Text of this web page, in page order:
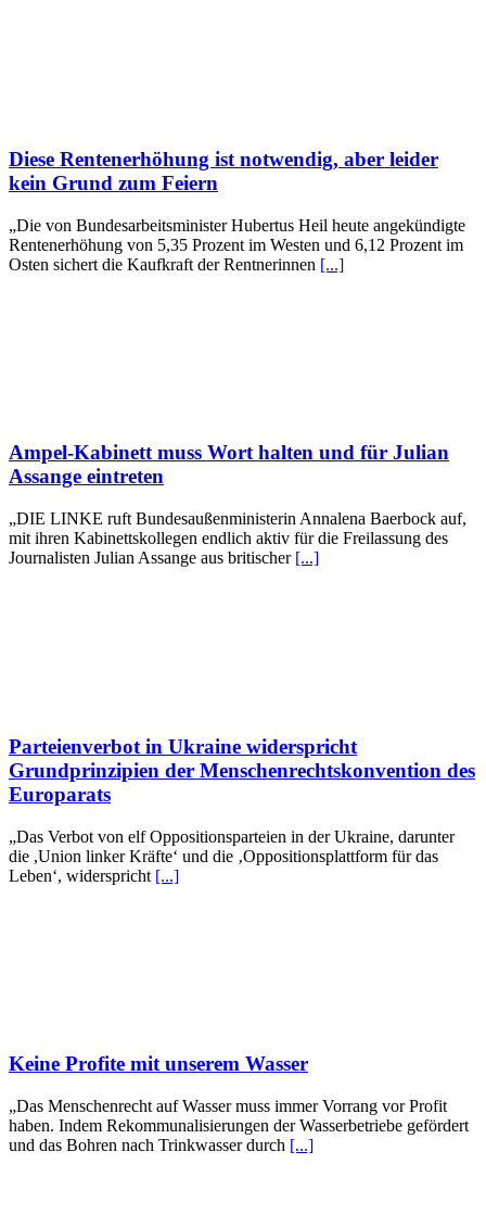
Diese Rentenerhöhung ist notwendig, aber leider
kein Grund zum Feiern
„Die von Bundesarbeitsminister Hubertus Heil heute angekündigte
Rentenerhöhung von 5,35 Prozent im Westen und 6,12 Prozent im
Osten sichert die Kaufkraft der Rentnerinnen [...]
Ampel-Kabinett muss Wort halten und für Julian
Assange eintreten
„DIE LINKE ruft Bundesaußenministerin Annalena Baerbock auf,
mit ihren Kabinettskollegen endlich aktiv für die Freilassung des
Journalisten Julian Assange aus britischer [...]
Parteienverbot in Ukraine widerspricht
Grundprinzipien der Menschenrechtskonvention des
Europarats
„Das Verbot von elf Oppositionsparteien in der Ukraine, darunter
die ,Union linker Kräfte‘ und die ‚Oppositionsplattform für das
Leben‘, widerspricht [...]
Keine Profite mit unserem Wasser
„Das Menschenrecht auf Wasser muss immer Vorrang vor Profit
haben. Indem Rekommunalisierungen der Wasserbetriebe gefördert
und das Bohren nach Trinkwasser durch [...]